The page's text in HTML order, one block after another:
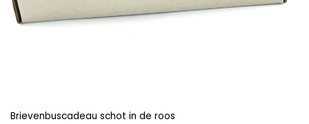
Brievenbuscadeau schot in de roos